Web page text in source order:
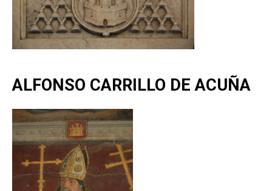
ALFONSO CARRILLO DE ACUÑA